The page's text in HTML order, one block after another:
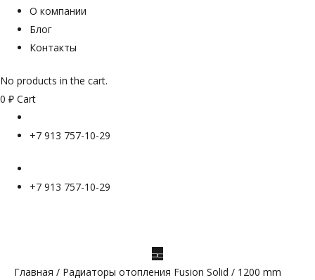
О компании
Блог
Контакты
No products in the cart.
0 ₽ Cart
+7 913 757-10-29
+7 913 757-10-29
Главная / Радиаторы отопления Fusion Solid / 1200 mm